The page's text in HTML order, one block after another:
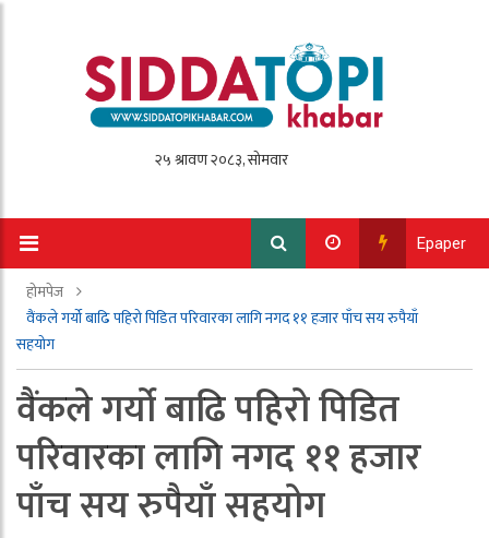
Epaper
होमपेज
वैंकले गर्यो बाढि पहिरो पिडित परिवारका लागि नगद ११ हजार पाँच सय रुपैयाँ
सहयोग
वैंकले गर्यो बाढि पहिरो पिडित
परिवारका लागि नगद ११ हजार
पाँच सय रुपैयाँ सहयोग